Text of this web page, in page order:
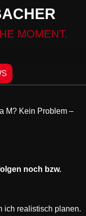
MOMENT.
M? Kein Problem –
noch bzw.
ich realistisch planen.